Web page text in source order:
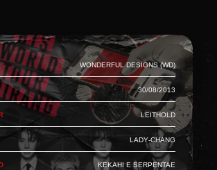
Wonderful Designs (WD)
30/08/2013
Leithold
Lady-Chang
Kekahi e Serpentae